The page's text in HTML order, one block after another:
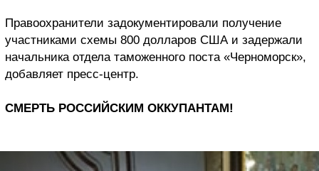
Правоохранители задокументировали получение
участниками схемы 800 долларов США и задержали
начальника отдела таможенного поста «Черноморск»,
добавляет пресс-центр.
СМЕРТЬ РОССИЙСКИМ ОККУПАНТАМ!